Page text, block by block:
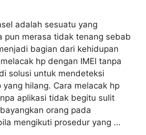
adalah sesuatu yang
pun merasa tidak tenang sebab
bagian dari kehidupan
hp dengan IMEI tanpa
solusi untuk mendeteksi
hilang. Cara melacak hp
aplikasi tidak begitu sulit
orang pada
mengikuti prosedur yang …